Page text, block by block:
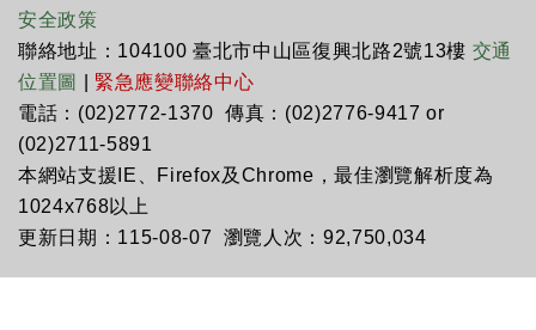
安全政策
聯絡地址：104100 臺北市中山區復興北路2號13樓 交通
位置圖
緊急應變聯絡中心
電話：(02)2772-1370 傳真：(02)2776-9417 or
(02)2711-5891
本網站支援IE、Firefox及Chrome，最佳瀏覽解析度為
1024x768以上
更新日期：115-08-07 瀏覽人次：92,750,034